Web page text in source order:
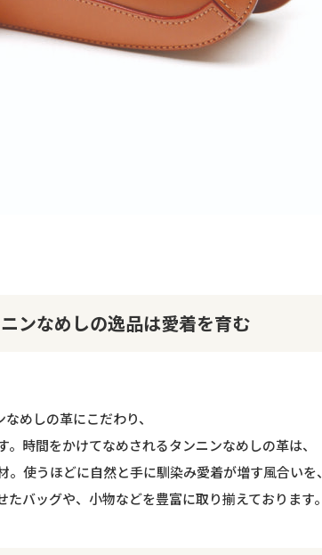
ンなめしの逸品は愛着を育む
めしの革にこだわり、
時間をかけてなめされるタンニンなめしの革は、
使うほどに自然と手に馴染み愛着が増す風合いを、
バッグや、小物などを豊富に取り揃えております。